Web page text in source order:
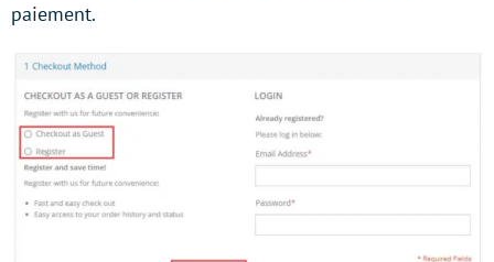
paiement.